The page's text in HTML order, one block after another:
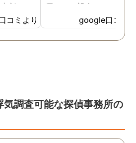
談して
た。感極
たり、
しまう
て悩み
メンタ
しまっ
りして
、今は
コミより
優しくて親身になって話
聞いてくれるので思わず
を流して話してしまいま
た。それほど自分がずっ
し、その後のフォローも
して良かったと思ってい
google口コミ
気調査可能な探偵事務所の